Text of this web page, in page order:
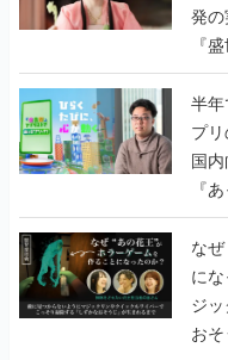
発
『
う
半年
プ
国
『
て
な
になったの
ジ
お